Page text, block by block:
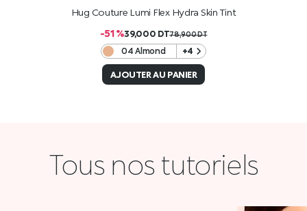
Hug Couture Lumi Flex Hydra Skin Tint
-51 %39,000 DT78,900DT
04 Almond +4
AJOUTER AU PANIER
Tous nos tutoriels